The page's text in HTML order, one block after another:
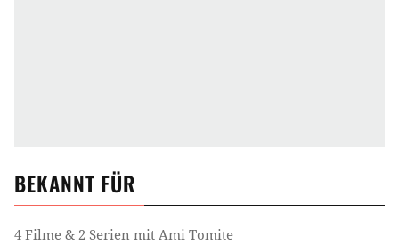
BEKANNT FÜR
4 Filme & 2 Serien mit Ami Tomite